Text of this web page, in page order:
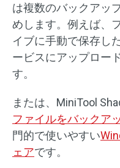
は複数のバックアッ
めします。例えば、
イブに手動で保存し
ービスにアップロー
す。
または、MiniTool
ファイルをバックア
門的で使いやすい
ェアです。